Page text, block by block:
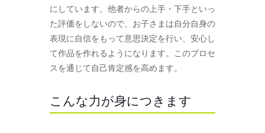
にしています。他者からの上手・下手といっ
た評価をしないので、お子さまは自分自身の
表現に自信をもって意思決定を行い、安心し
て作品を作れるようになります。このプロセ
スを通じて自己肯定感を高めます。
こんな力が身につきます